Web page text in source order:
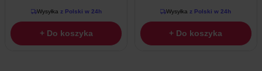
Wysyłka z Polski w 24h
+ Do koszyka
Wysyłka z Polski w 24h
+ Do koszyka